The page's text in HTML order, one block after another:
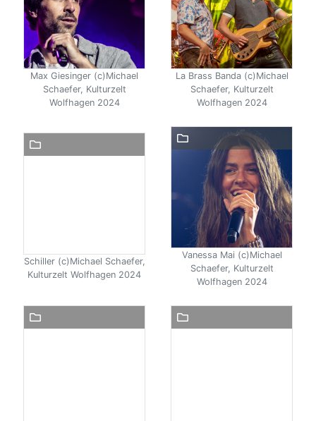
Max Giesinger (c)Michael
Schaefer, Kulturzelt
Wolfhagen 2024
La Brass Banda (c)Michael
Schaefer, Kulturzelt
Wolfhagen 2024
Schiller (c)Michael Schaefer,
Kulturzelt Wolfhagen 2024
Vanessa Mai (c)Michael
Schaefer, Kulturzelt
Wolfhagen 2024